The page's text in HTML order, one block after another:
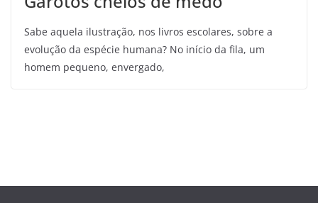
Sabe aquela ilustração, nos livros escolares, sobre a
evolução da espécie humana? No início da fila, um
homem pequeno, envergado,